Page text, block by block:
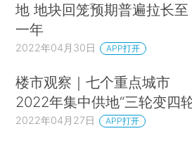
地 地块回笼预期普遍拉长至
一年
2022年04月30日 APP打开
楼市观察｜七个重点城市
2022年集中供地“三轮变四
2022年04月27日 APP打开